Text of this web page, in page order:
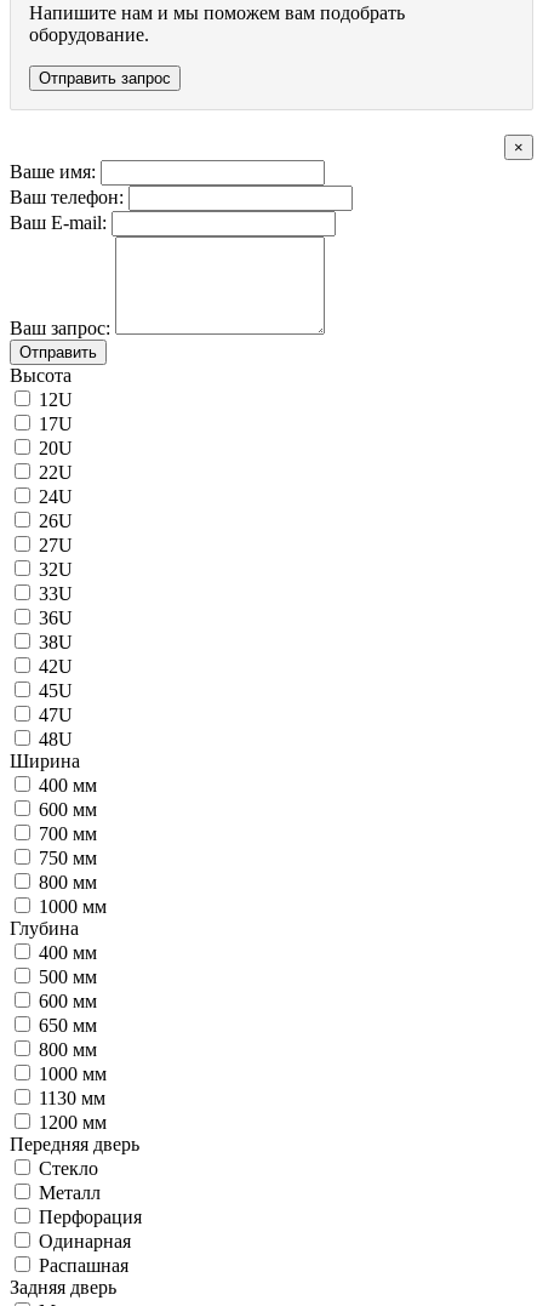
Напишите нам и мы поможем вам подобрать
оборудование.
Отправить запрос
×
Ваше имя:
Ваш телефон:
Ваш E-mail:
Ваш запрос:
Отправить
Высота
12U
17U
20U
22U
24U
26U
27U
32U
33U
36U
38U
42U
45U
47U
48U
Ширина
400 мм
600 мм
700 мм
750 мм
800 мм
1000 мм
Глубина
400 мм
500 мм
600 мм
650 мм
800 мм
1000 мм
1130 мм
1200 мм
Передняя дверь
Стекло
Металл
Перфорация
Одинарная
Распашная
Задняя дверь